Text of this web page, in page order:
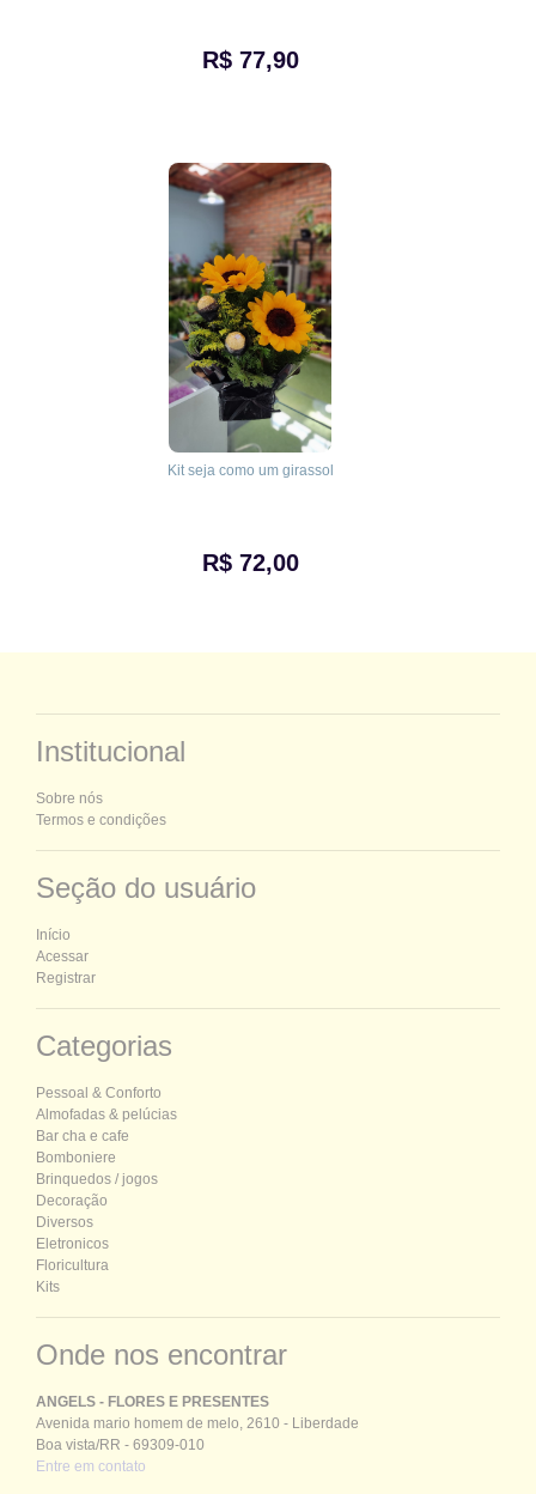
R$ 77,90
Kit seja como um girassol
R$ 72,00
Institucional
Sobre nós
Termos e condições
Seção do usuário
Início
Acessar
Registrar
Categorias
Pessoal & Conforto
Almofadas & pelúcias
Bar cha e cafe
Bomboniere
Brinquedos / jogos
Decoração
Diversos
Eletronicos
Floricultura
Kits
Onde nos encontrar
ANGELS - FLORES E PRESENTES
Avenida mario homem de melo, 2610 - Liberdade
Boa vista/RR - 69309-010
Entre em contato